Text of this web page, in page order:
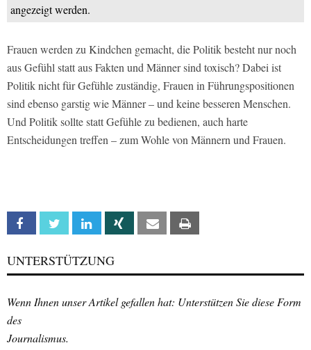
angezeigt werden.
Frauen werden zu Kindchen gemacht, die Politik besteht nur noch
aus Gefühl statt aus Fakten und Männer sind toxisch? Dabei ist
Politik nicht für Gefühle zuständig, Frauen in Führungspositionen
sind ebenso garstig wie Männer – und keine besseren Menschen.
Und Politik sollte statt Gefühle zu bedienen, auch harte
Entscheidungen treffen – zum Wohle von Männern und Frauen.
Facebook Twitter Linkedin Xing Email
UNTERSTÜTZUNG
Wenn Ihnen unser Artikel gefallen hat: Unterstützen Sie diese Form
des
Journalismus.